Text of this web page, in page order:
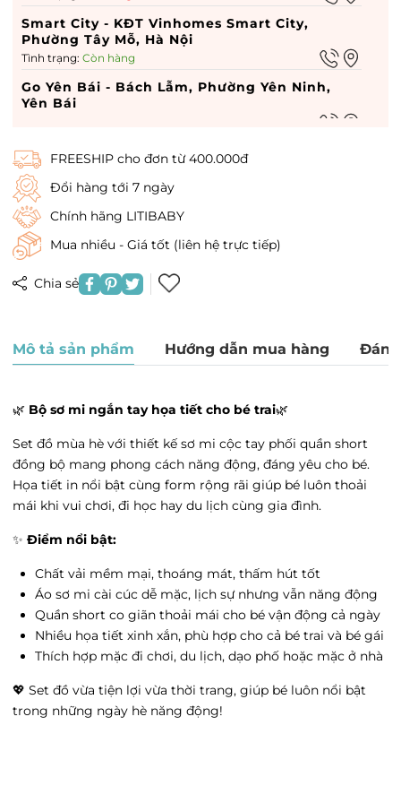
Smart City - KĐT Vinhomes Smart City,
Phường Tây Mỗ, Hà Nội
Tình trạng: Còn hàng
Go Yên Bái - Bách Lẫm, Phường Yên Ninh,
Yên Bái
Go hà nam - 449 Điện Biên Phủ, Phường Lam
Hạ, Hà Nam
Tình trạng:Hết hàng
Vin Dĩ An - Vin Dĩ An, Phường Quang Trung,
Hà Nội
Tình trạng:Còn hàng
Times City - 458 P. Minh Khai, Phường Vĩnh
Tuy, Hà Nội
Royal City - 72A Đường Nguyễn Trãi, Phường
Thượng Đình, Hà Nội
Vincom 3 tháng 2 - Vincom 3 tháng 2,
Tình trạng:Hết hàng
satra - satra, Phường Văn Miếu, Hà Nội
Tình trạng: Còn hàng
Imperia, Phường Thượng Lý, Hải Phòng
Vin Thanh Hóa - 27 Đ. Trần Phú, Phường Điện
Biên, Thanh Hóa
Tình trạng:Hết hàng
Go Hưng yên - 204 Tô Hiệu, Phường Lê Lợi,
Hưng Yên
Vin Trần Duy Hưng - 19 Đường Trần Duy
FREESHIP cho đơn từ 400.000đ
Đổi hàng tới 7 ngày
Chính hãng LITIBABY
Mua nhiều - Giá tốt (liên hệ trực tiếp)
Chia sẻ
Mô tả sản phẩm Hướng dẫn mua hàng
🌿 Bộ sơ mi ngắn tay họa tiết cho bé trai🌿
Set đồ mùa hè với thiết kế sơ mi cộc tay phối quần short
đồng bộ mang phong cách năng động, đáng yêu cho bé.
Họa tiết in nổi bật cùng form rộng rãi giúp bé luôn thoải
mái khi vui chơi, đi học hay du lịch cùng gia đình.
✨ Điểm nổi bật:
Chất vải mềm mại, thoáng mát, thấm hút tốt
Áo sơ mi cài cúc dễ mặc, lịch sự nhưng vẫn năng động
Quần short co giãn thoải mái cho bé vận động cả ngày
Nhiều họa tiết xinh xắn, phù hợp cho cả bé trai và bé gái
Thích hợp mặc đi chơi, du lịch, dạo phố hoặc mặc ở nhà
💖 Set đồ vừa tiện lợi vừa thời trang, giúp bé luôn nổi bật
trong những ngày hè năng động!